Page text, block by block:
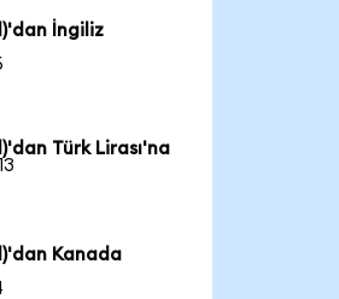
İngiliz
Türk Lirası'na
Kanada